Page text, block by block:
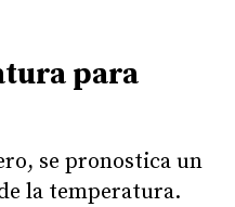
para
se pronostica un
la temperatura.